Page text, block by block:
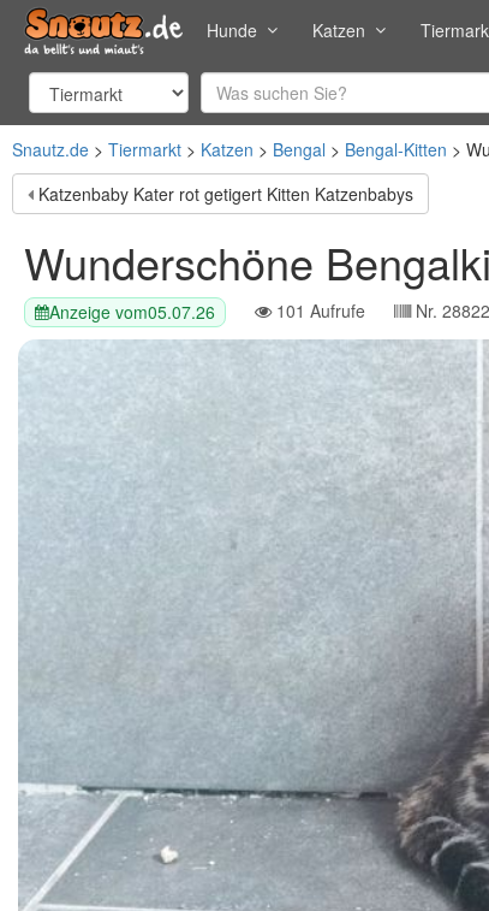
Hunde Katzen
Snautz.de Tiermarkt Katzen Bengal Bengal-Kitten
Katzenbaby Kater rot getigert Kitten Katzenbabys
Wunderschöne
Anzeige vom05.07.26 101 Aufrufe Nr.